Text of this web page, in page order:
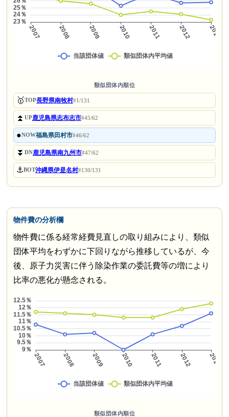
類似団体内順位
🥇TOP長野県南牧村#1/131
⏫UP鹿児島県志布志市#45/62
●NOW福島県田村市#46/62
⏬DN鹿児島県南九州市#47/62
⚓BOT沖縄県伊是名村#130/131
物件費の分析欄
物件費に係る経常経費見直しの取り組みにより、類似
団体平均をわずかに下回りながら推移しているが、今
後、原子力災害に伴う除染作業の委託費等の増により
比率の悪化が懸念される。
類似団体内順位